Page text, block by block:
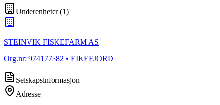
Underenheter(1)
STEINVIK FISKEFARM AS
Org.nr: 974177382 • EIKEFJORD
Selskapsinformasjon
Adresse